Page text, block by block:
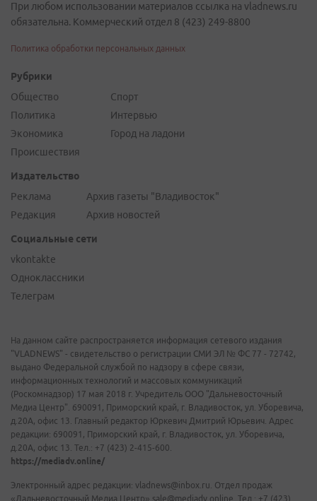
При любом использовании материалов ссылка на vladnews.ru
обязательна. Коммерческий отдел 8 (423) 249-8800
Политика обработки персональных данных
Рубрики
Общество
Политика
Экономика
Происшествия
Спорт
Интервью
Город на ладони
Издательство
Реклама
Редакция
Архив газеты "Владивосток"
Архив новостей
Социальные сети
vkontakte
Одноклассники
Телеграм
На данном сайте распространяется информация сетевого издания
"VLADNEWS" - свидетельство о регистрации СМИ ЭЛ № ФС 77 - 72742,
выдано Федеральной службой по надзору в сфере связи,
информационных технологий и массовых коммуникаций
(Роскомнадзор) 17 мая 2018 г. Учредитель ООО "Дальневосточный
Медиа Центр". 690091, Приморский край, г. Владивосток, ул. Уборевича,
д.20А, офис 13. Главный редактор Юркевич Дмитрий Юрьевич. Адрес
редакции: 690091, Приморский край, г. Владивосток, ул. Уборевича,
д.20А, офис 13. Тел.: +7 (423) 2-415-600.
https://mediadv.online/
Электронный адрес редакции: vladnews@inbox.ru. Отдел продаж
«Дальневосточный Медиа Центр» sale@mediadv.online. Тел.: +7 (423)